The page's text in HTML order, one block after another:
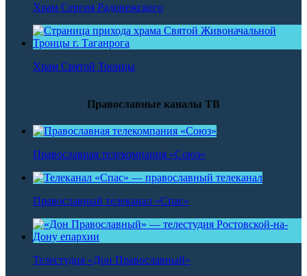
Храм Сергия Радонежского
Храм Святой Троицы
Православные каналы ТВ
Православная телекомпания «Союз»
Православный телеканал «Спас»
Телестудия «Дон Православный»